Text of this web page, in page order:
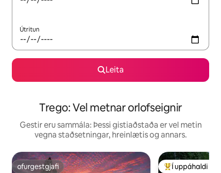
Útritun
Leita
Trego: Vel metnar orlofseignir
Gestir eru sammála: Þessi gistiaðstaða er vel metin
vegna staðsetningar, hreinlætis og annars.
ofurgestgjafi
ofurgestgjafi Í mestu
Í uppáhaldi